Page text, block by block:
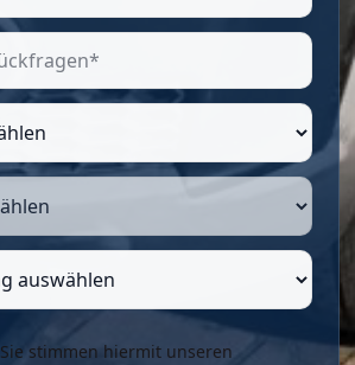
Sie stimmen hiermit unseren